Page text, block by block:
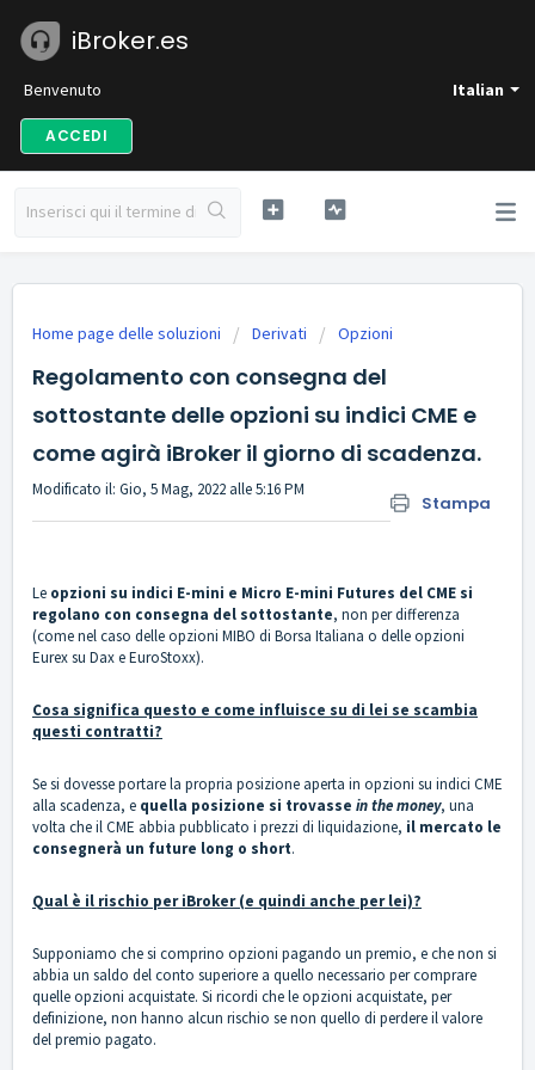
iBroker.es
Italian
Benvenuto
ACCEDI
Home page delle soluzioni Derivati Opzioni
Regolamento con consegna del
sottostante delle opzioni su indici CME e
come agirà iBroker il giorno di scadenza.
Stampa
Modificato il: Gio, 5 Mag, 2022 alle 5:16 PM
Le opzioni su indici E-mini e Micro E-mini Futures del CME si
regolano con consegna del sottostante, non per differenza
(come nel caso delle opzioni MIBO di Borsa Italiana o delle opzioni
Eurex su Dax e EuroStoxx).
Cosa significa questo e come influisce su di lei se scambia
questi contratti?
Se si dovesse portare la propria posizione aperta in opzioni su indici CME
alla scadenza, e quella posizione si trovasse in the money, una
volta che il CME abbia pubblicato i prezzi di liquidazione, il mercato le
consegnerà un future long o short.
Qual è il rischio per iBroker (e quindi anche per lei)?
Supponiamo che si comprino opzioni pagando un premio, e che non si
abbia un saldo del conto superiore a quello necessario per comprare
quelle opzioni acquistate. Si ricordi che le opzioni acquistate, per
definizione, non hanno alcun rischio se non quello di perdere il valore
del premio pagato.